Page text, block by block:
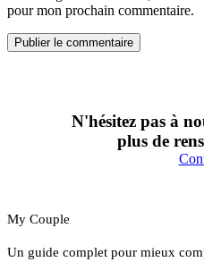
pour mon prochain commentaire.
N'hésitez pas à
plus de
My Couple
Un guide complet pour mieux